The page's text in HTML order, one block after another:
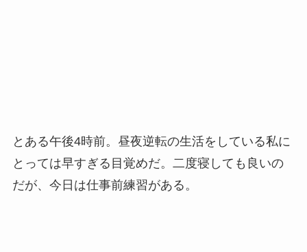
とある午後4時前。昼夜逆転の生活をしている私に
とっては早すぎる目覚めだ。二度寝しても良いの
だが、今日は仕事前練習がある。